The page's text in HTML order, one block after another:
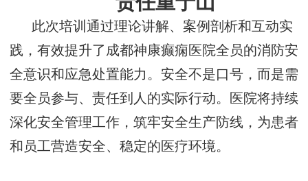
此次培训通过理论讲解、案例剖析和互动实
践，有效提升了成都神康癫痫医院全员的消防安
全意识和应急处置能力。安全不是口号，而是需
要全员参与、责任到人的实际行动。医院将持续
深化安全管理工作，筑牢安全生产防线，为患者
和员工营造安全、稳定的医疗环境。